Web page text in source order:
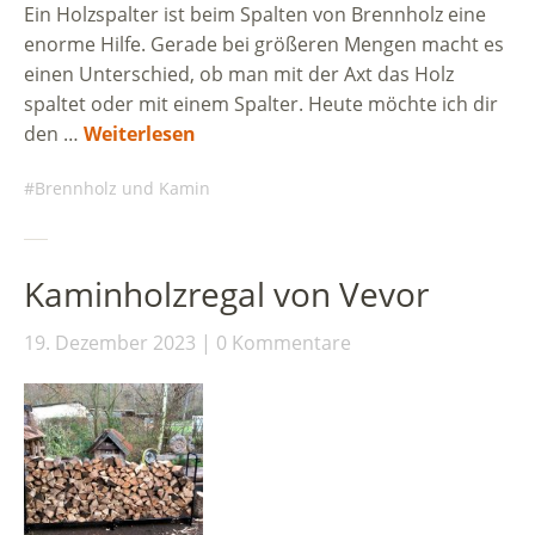
Ein Holzspalter ist beim Spalten von Brennholz eine
enorme Hilfe. Gerade bei größeren Mengen macht es
einen Unterschied, ob man mit der Axt das Holz
spaltet oder mit einem Spalter. Heute möchte ich dir
den … Weiterlesen
Brennholz und Kamin
Kaminholzregal von Vevor
19. Dezember 2023 0 Kommentare